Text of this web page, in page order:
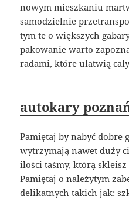
nowym mieszkaniu
samodzielnie
tym te o większych
pakowanie warto
radami, które ułatwią
autokary
Pamiętaj by nabyć dobre
wytrzymają nawet duży
ilości taśmy, którą
Pamiętaj o należytym
delikatnych takich jak: